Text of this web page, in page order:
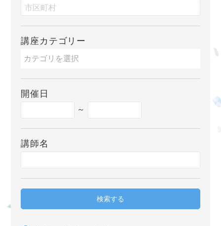
講座カテゴリー
開催日
～
講師名
検索する